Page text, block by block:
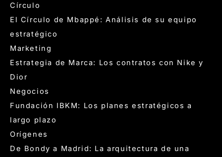
Círculo
El Círculo de Mbappé: Análisis de su equipo
estratégico
Marketing
Estrategia de Marca: Los contratos con Nike y
Dior
Negocios
Fundación IBKM: Los planes estratégicos a
largo plazo
Orígenes
De Bondy a Madrid: La arquitectura de una